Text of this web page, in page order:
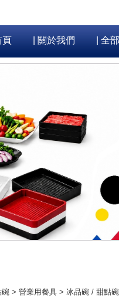
頁 | 關於我們 | 全
碗 > 營業用餐具 > 冰品碗 / 甜點碗